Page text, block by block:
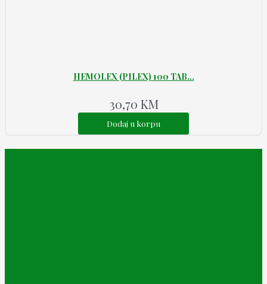
HEMOLEX (PILEX) 100 TAB...
30,70 KM
Dodaj u korpu